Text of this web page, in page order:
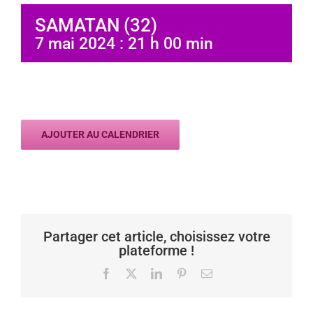
SAMATAN (32)
7 mai 2024 : 21 h 00 min
AJOUTER AU CALENDRIER
Partager cet article, choisissez votre
plateforme !
Facebook LinkedInPinterestEmail